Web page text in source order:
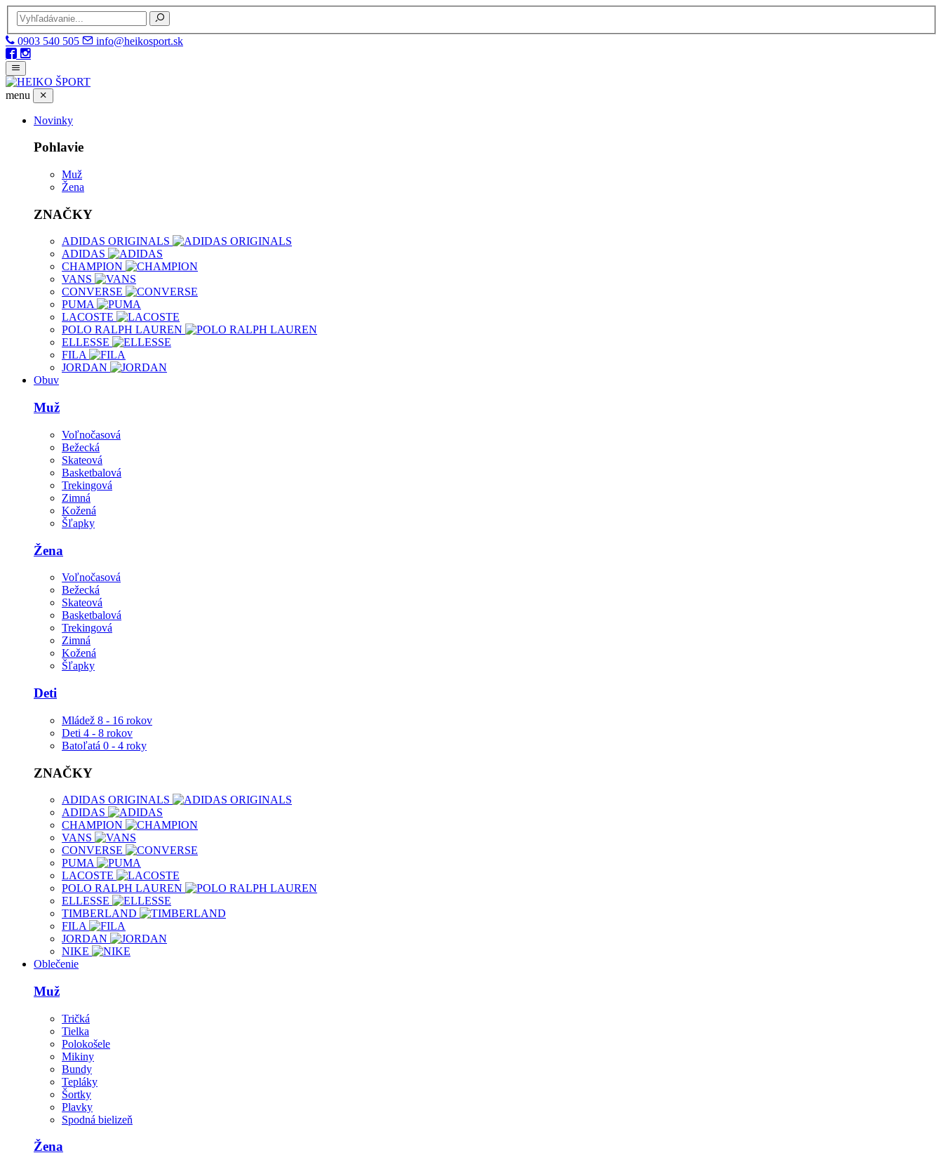
0903 540 505 info@heikosport.sk
menu
Novinky
Pohlavie
Muž
Žena
ZNAČKY
ADIDAS ORIGINALS
ADIDAS
CHAMPION
VANS
CONVERSE
PUMA
LACOSTE
POLO RALPH LAUREN
ELLESSE
FILA
JORDAN
Obuv
Muž
Voľnočasová
Bežecká
Skateová
Basketbalová
Trekingová
Zimná
Kožená
Šľapky
Žena
Voľnočasová
Bežecká
Skateová
Basketbalová
Trekingová
Zimná
Kožená
Šľapky
Deti
Mládež 8 - 16 rokov
Deti 4 - 8 rokov
Batoľatá 0 - 4 roky
ZNAČKY
ADIDAS ORIGINALS
ADIDAS
CHAMPION
VANS
CONVERSE
PUMA
LACOSTE
POLO RALPH LAUREN
ELLESSE
TIMBERLAND
FILA
JORDAN
NIKE
Oblečenie
Muž
Tričká
Tielka
Polokošele
Mikiny
Bundy
Tepláky
Šortky
Plavky
Spodná bielizeň
Žena